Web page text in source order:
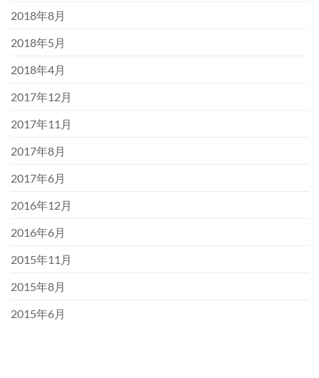
2018年8月
2018年5月
2018年4月
2017年12月
2017年11月
2017年8月
2017年6月
2016年12月
2016年6月
2015年11月
2015年8月
2015年6月